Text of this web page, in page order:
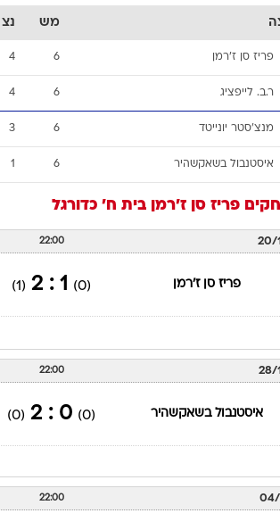
מש נצ
פריז סן ז'רמן 6
4
ר.ב. לייפציג 6
4
מנצ'סטר יונייטד 6
3
איסטנבול בשאקשהיר 6
1
פריז סן ז'רמן בית ח' כדורגל
20/
22:00
פריז סן ז'רמן (0)
1 : 2
(1)
28/
22:00
איסטנבול בשאקשהיר (0)
0 : 2
(0)
04/
22:00